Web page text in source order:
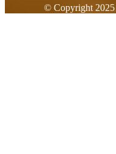
© Copyright 2025